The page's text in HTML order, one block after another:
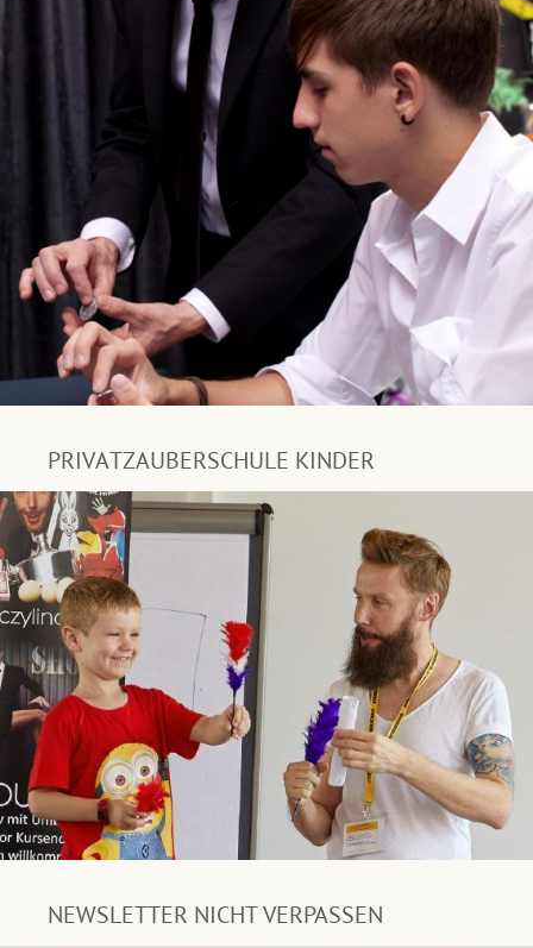
PRIVATZAUBERSCHULE KINDER
NEWSLETTER NICHT VERPASSEN